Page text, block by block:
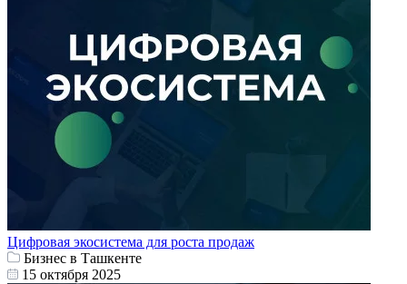
Цифровая экосистема для роста продаж
Бизнес в Ташкенте
15 октября 2025